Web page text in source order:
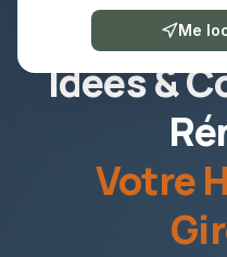
109+ idées
Idées &
Votre
Me